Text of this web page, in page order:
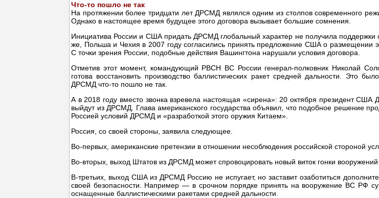
Что-то пошло не так
На протяжении более тридцати лет ДРСМД являлся одним из столпов современного
Однако в настоящее время будущее этого договора вызывает большие сомнения.
Инициатива России и США придать ДРСМД глобальный характер не получила поддержки
же, Польша и Чехия в 2007 году согласились принять предложение США о размещении
С точки зрения России, подобные действия Вашингтона нарушали условия договора.
Отметив этот момент, командующий РВСН ВС России генерал-полковник Николай
готова восстановить производство баллистических ракет средней дальности. Это
ДРСМД что-то пошло не так.
А в 2018 году вместо звонка взревела настоящая «сирена»: 20 октября президент США
выйдут из ДРСМД. Глава американского государства объявил, что подобное решение
Россией условий ДРСМД и «разработкой этого оружия Китаем».
Россия, со своей стороны, заявила следующее.
Во-первых, американские претензии в отношении несоблюдения российской стороной
Во-вторых, выход Штатов из ДРСМД может спровоцировать новый виток гонки
В-третьих, выход США из ДРСМД Россию не испугает, но заставит озаботиться
своей безопасности. Например — в срочном порядке принять на вооружение ВС РФ
оснащенные баллистическими ракетами средней дальности.